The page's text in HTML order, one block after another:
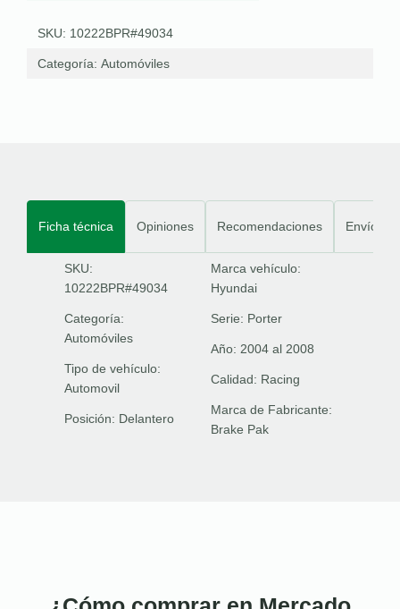
SKU: 10222BPR#49034
Categoría: Automóviles
Ficha técnica Opiniones Recomendaciones Envíos
SKU:
10222BPR#49034
Categoría:
Automóviles
Tipo de vehículo:
Automovil
Posición: Delantero
Marca vehículo:
Hyundai
Serie: Porter
Año: 2004 al 2008
Calidad: Racing
Marca de Fabricante:
Brake Pak